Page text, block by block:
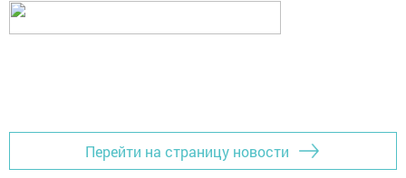
Перейти на страницу новости